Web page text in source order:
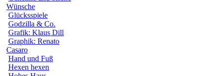
Wünsche
Glücksspiele
Godzilla & Co.
Grafik: Klaus Dill
Graphik: Renato
Casaro
Hand und Fuß
Hexen hexen